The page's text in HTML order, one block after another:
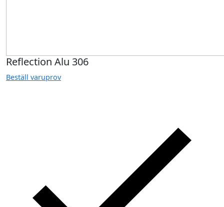
Reflection Alu 306
Beställ varuprov